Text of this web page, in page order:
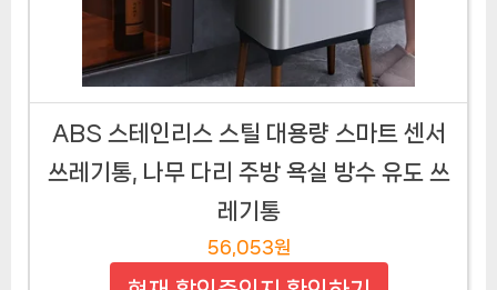
ABS 스테인리스 스틸 대용량 스마트 센서
쓰레기통, 나무 다리 주방 욕실 방수 유도 쓰
레기통
56,053원